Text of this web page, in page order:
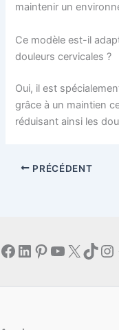
maintenir un
Ce modèle est-il
douleurs cervicales ?
Oui, il est
grâce à un maintien
réduisant ainsi les
PRÉCÉDENT
Facebook
LinkedIn
Pinterest
YouTube
X